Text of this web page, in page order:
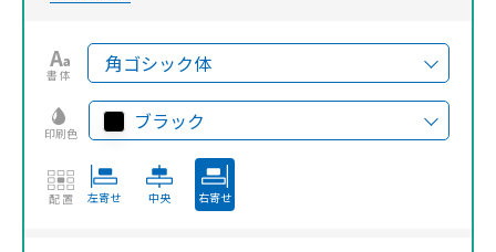
書体
印刷色 ブラック
配置 左寄せ 中央 右寄せ